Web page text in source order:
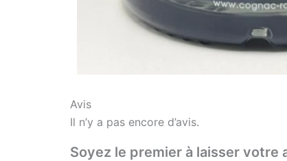
Avis
Il n’y a pas encore d’avis.
Soyez le premier à laisser votre